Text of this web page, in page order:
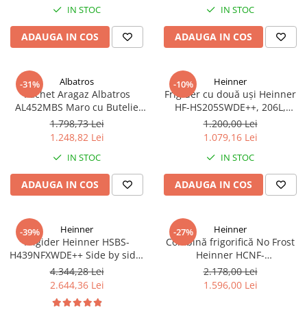
IN STOC
ADAUGA IN COS
IN STOC
ADAUGA IN COS
-31% Albatros
Pachet Aragaz Albatros
AL452MBS Maro cu Butelie
GPL 26L și Regulator Gaz – 4
Arzătoare pe Gaz, Cuptor pe
Gaz, Siguranță Plită + Cuptor,
Geam Dublu la Cuptor, Tava și
Grătar Cuptor
1.798,73 Lei
1.248,82 Lei
IN STOC
ADAUGA IN COS
-10% Heinner
Frigider cu două uși Heinner
HF-HS205SWDE++, 206L,
Dozator de apă, Clasa E,
Argintiu
1.200,00 Lei
1.079,16 Lei
IN STOC
ADAUGA IN COS
-39% Heinner
Frigider Heinner HSBS-
H439NFXWDE++ Side by side,
433 l, No Frost, Dozator de
apa, Functie smart, Functie
congelare si racire rapida,
Clasa E, H 176.5 cm, inox
4.344,28 Lei
2.644,36 Lei
-27% Heinner
Combină frigorifică No Frost
Heinner HCNF-
HM293INVXE++, 293L,
Compresor Inverter, Clasa E,
Uși Reversibile, Aspect Inox
2.178,00 Lei
1.596,00 Lei